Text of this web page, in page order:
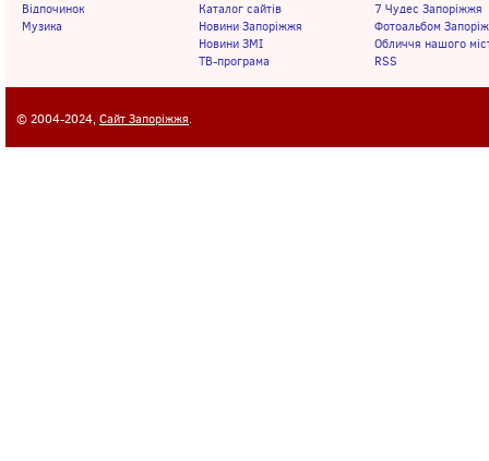
Відпочинок
Музика
Каталог сайтів
Новини Запоріжжя
Новини ЗМІ
ТВ-програма
7 Чудес Запоріжжя
Фотоальбом
Обличчя нашого
RSS
© 2004-2024, Сайт Запоріжжя.